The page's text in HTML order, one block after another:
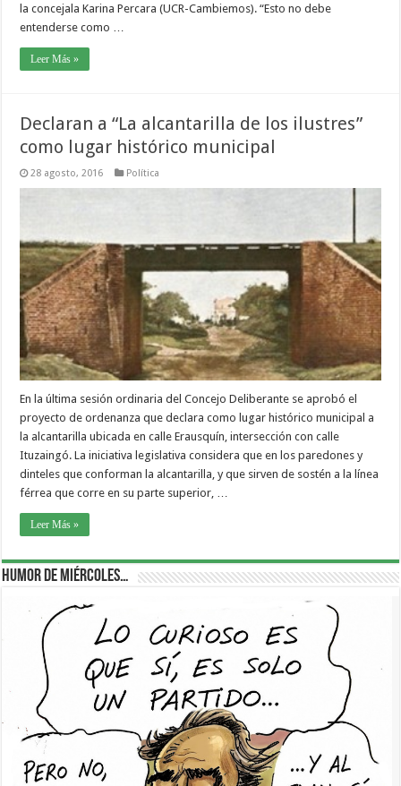
la concejala Karina Percara (UCR-Cambiemos). “Esto no debe
entenderse como …
Leer Más »
Declaran a “La alcantarilla de los ilustres”
como lugar histórico municipal
28 agosto, 2016 Política
En la última sesión ordinaria del Concejo Deliberante se aprobó el
proyecto de ordenanza que declara como lugar histórico municipal a
la alcantarilla ubicada en calle Erausquín, intersección con calle
Ituzaingó. La iniciativa legislativa considera que en los paredones y
dinteles que conforman la alcantarilla, y que sirven de sostén a la línea
férrea que corre en su parte superior, …
Leer Más »
Humor de Miércoles…